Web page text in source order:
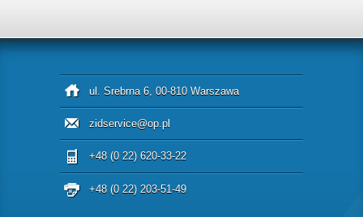
ul. Srebrna 6, 00-810 Warszawa
zidservice@op.pl
+48 (0 22) 620-33-22
+48 (0 22) 203-51-49